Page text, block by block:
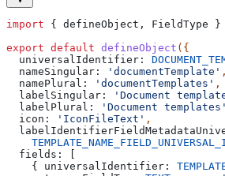
import { defineObject , FieldType }
export default defineObject ({
  universalIdentifier:
  nameSingular:
'documentTemplate' ,
  namePlural:
'documentTemplates' ,
  labelSingular:
'Document
  labelPlural:
'Document templates'
  icon:
'IconFileText' ,
  fields:
[
    {
universalIdentifier: